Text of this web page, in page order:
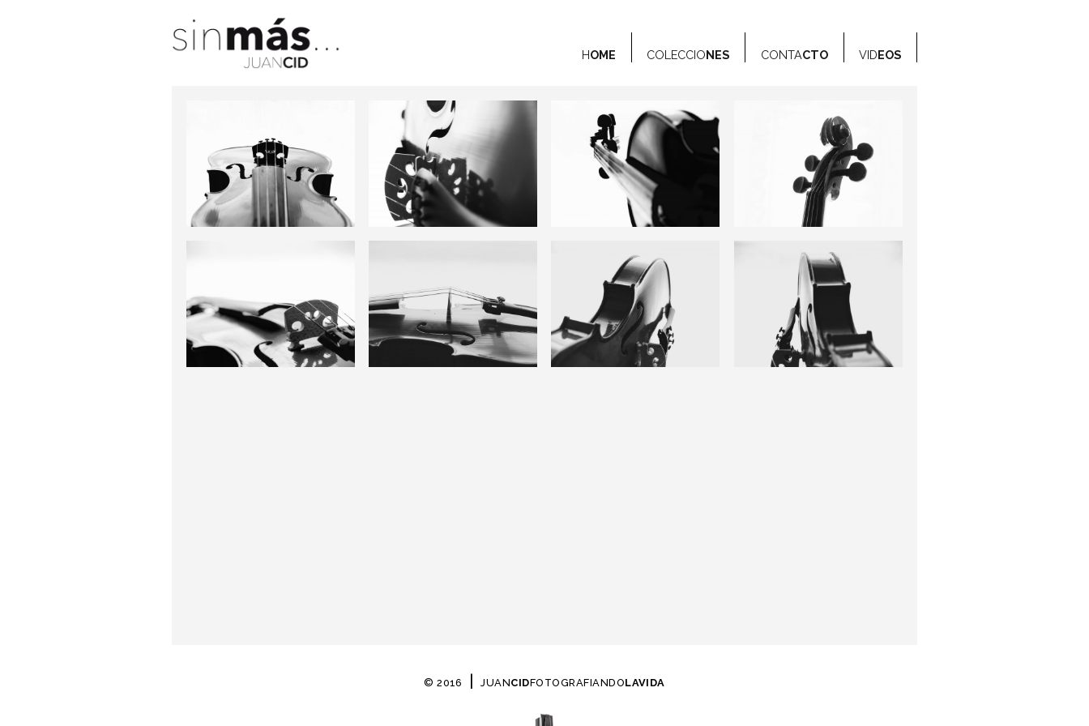
HOME COLECCIONES CONTACTO VIDEOS
© 2016 | JUANCIDFOTOGRAFIANDOLAVIDA